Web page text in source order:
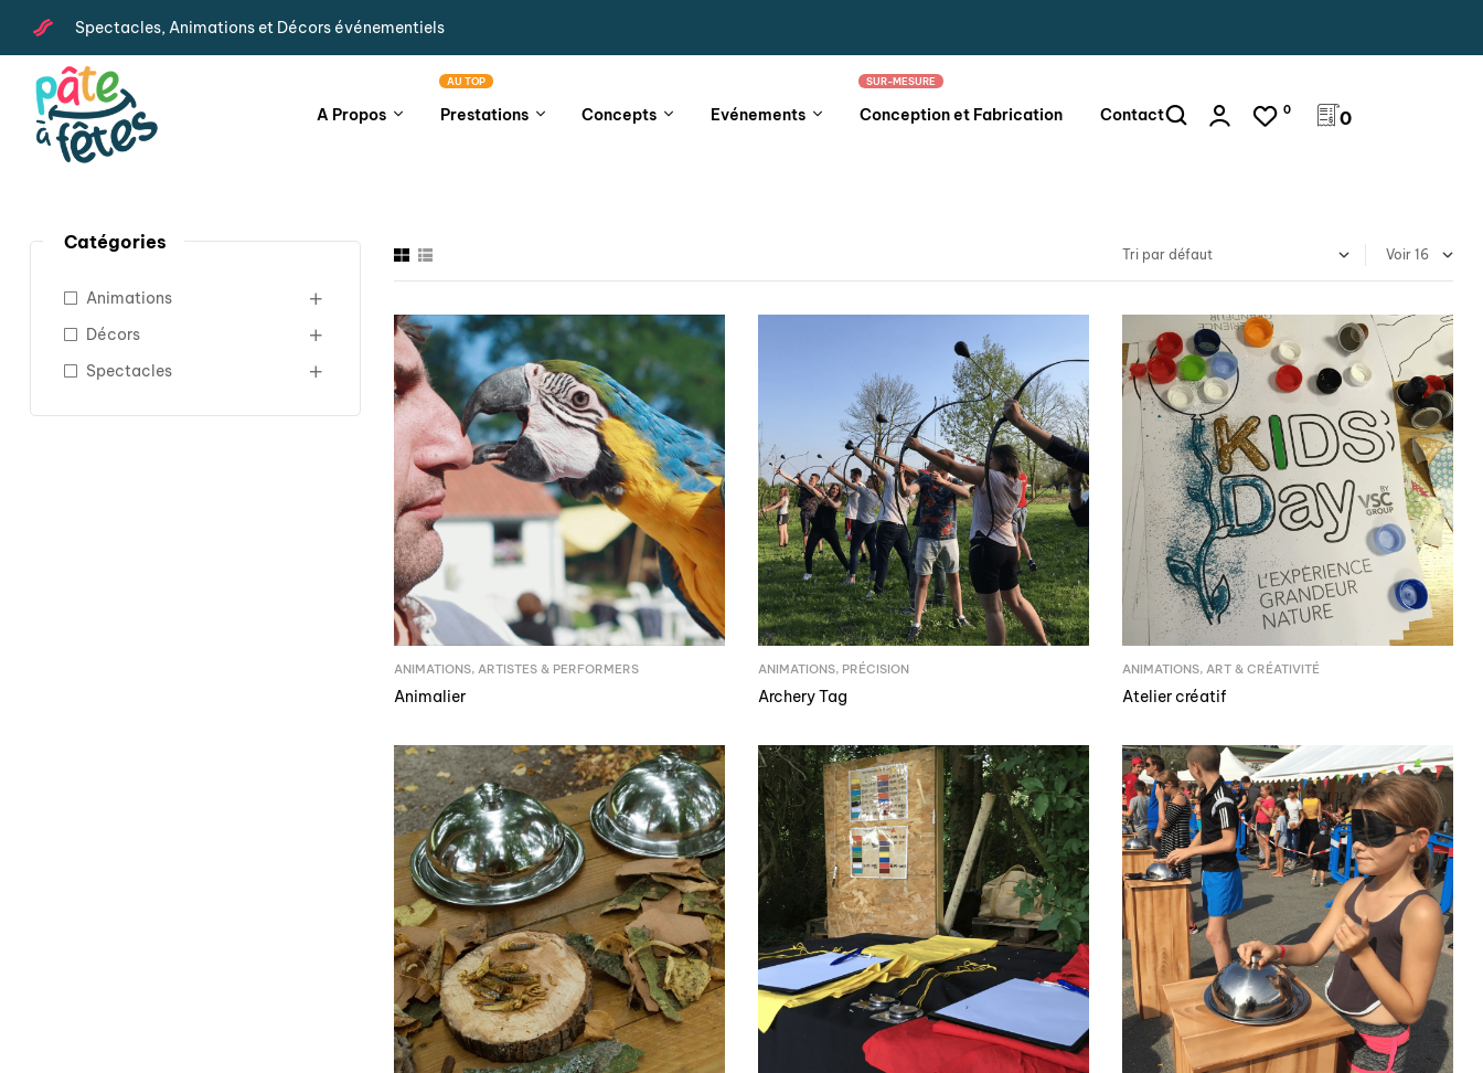
Spectacles, Animations et Décors événementiels
A Propos Prestations
AU TOP
Concepts Evénements Conception et Fabrication
SUR-MESURE
Contact 0 0
Voir
ANIMATIONS, ARTISTES & PERFORMERS
Animalier
ANIMATIONS, PRÉCISION
Archery Tag
ANIMATIONS, ART & CRÉATIVITÉ
Atelier créatif
Catégories
Animations
Décors
Spectacles